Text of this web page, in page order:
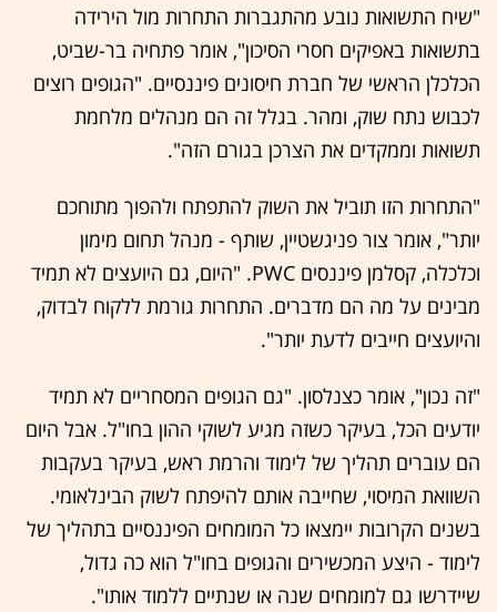
"שיח התשואות נובע מהתגברות התחרות מול הירידה
בתשואות באפיקים חסרי הסיכון", אומר פתחיה בר-שביט,
הכלכלן הראשי של חברת חיסונים פיננסיים. "הגופים רוצים
לכבוש נתח שוק, ומהר. בגלל זה הם מנהלים מלחמת
תשואות וממקדים את הצרכן בגורם הזה".
"התחרות הזו תוביל את השוק להתפתח ולהפוך מתוחכם
יותר", אומר צור פניגשטיין, שותף - מנהל תחום מימון
וכלכלה, קסלמן פיננסים PWC. "היום, גם היועצים לא תמיד
מבינים על מה הם מדברים. התחרות גורמת ללקוח לבדוק,
והיועצים חייבים לדעת יותר".
"זה נכון", אומר כצנלסון. "גם הגופים המסחריים לא תמיד
יודעים הכל, בעיקר כשזה מגיע לשוקי ההון בחו"ל. אבל היום
הם עוברים תהליך של לימוד והרמת ראש, בעיקר בעקבות
השוואת המיסוי, שחייבה אותם להיפתח לשוק הבינלאומי.
בשנים הקרובות יימצאו כל המומחים הפיננסיים בתהליך של
לימוד - היצע המכשירים והגופים בחו"ל הוא כה גדול,
שיידרשו גם למומחים שנה או שנתיים ללמוד אותו".